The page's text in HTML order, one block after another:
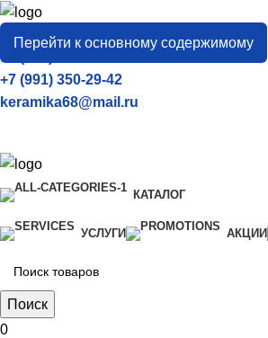
Перейти к основному содержимому
город
Тамбов
+7 (906) 657-33-54
+7 (991) 350-29-42
keramika68@mail.ru
КАТАЛОГ
УСЛУГИ АКЦИИ
Поиск
0